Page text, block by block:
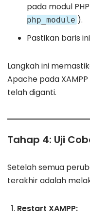
pada modul
php_module ).
Pastikan baris
Langkah ini
Apache pada
telah diganti.
Tahap 4: Uji
Setelah semua
terakhir adalah
Restart XAMPP: